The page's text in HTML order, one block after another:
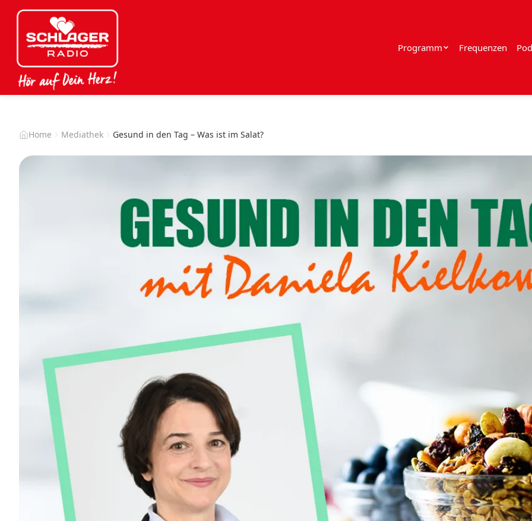
Programm Frequenzen
Home Mediathek Gesund in den Tag – Was ist im Salat?